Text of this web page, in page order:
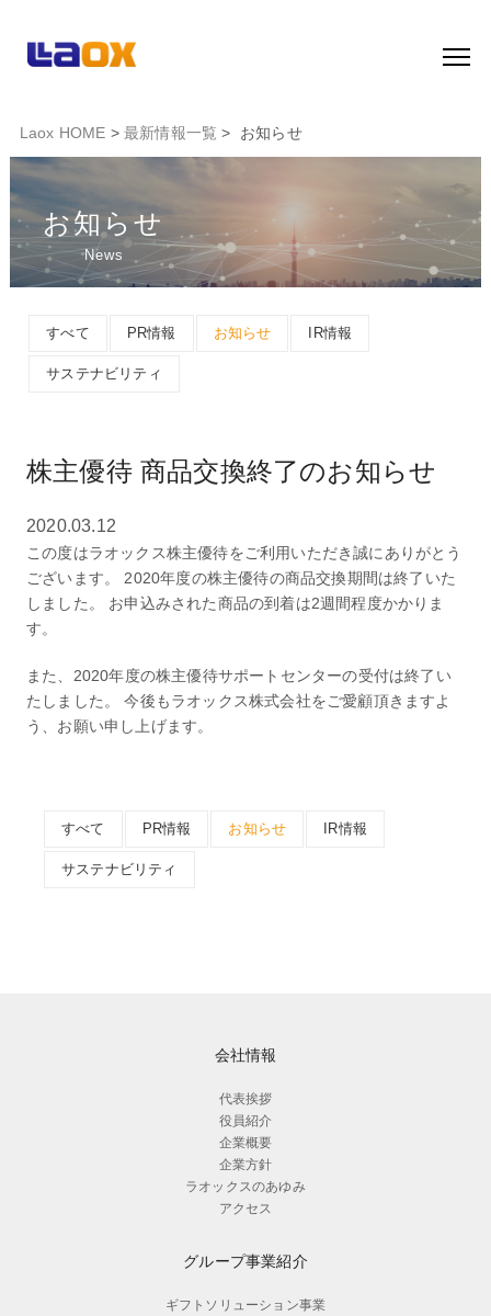
Laox HOME > 最新情報一覧 > お知らせ
お知らせ
News
すべて PR情報 お知らせ IR情報
サステナビリティ
株主優待 商品交換終了のお知らせ
2020.03.12
この度はラオックス株主優待をご利用いただき誠にありがとう
ございます。 2020年度の株主優待の商品交換期間は終了いた
しました。 お申込みされた商品の到着は2週間程度かかりま
す。
また、2020年度の株主優待サポートセンターの受付は終了い
たしました。 今後もラオックス株式会社をご愛顧頂きますよ
う、お願い申し上げます。
すべて PR情報 お知らせ IR情報
サステナビリティ
会社情報
代表挨拶
役員紹介
企業概要
企業方針
ラオックスのあゆみ
アクセス
グループ事業紹介
ギフトソリューション事業